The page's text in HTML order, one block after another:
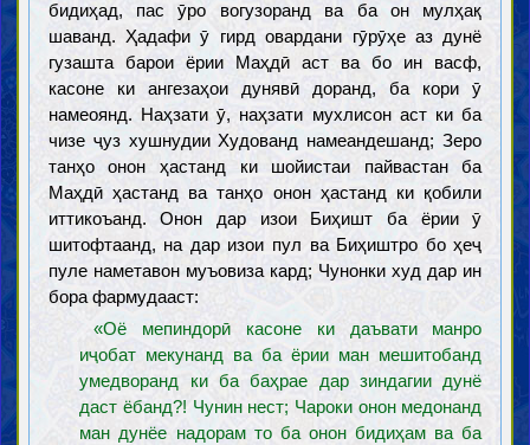
бидиҳад, пас ӯро вогузоранд ва ба он мулҳақ
шаванд. Ҳадафи ӯ гирд овардани гӯрӯҳе аз дунё
гузашта барои ёрии Маҳдӣ аст ва бо ин васф,
касоне ки ангезаҳои дунявӣ доранд, ба кори ӯ
намеоянд. Наҳзати ӯ, наҳзати мухлисон аст ки ба
чизе ҷуз хушнудии Худованд намеандешанд; Зеро
танҳо онон ҳастанд ки шойистаи пайвастан ба
Маҳдӣ ҳастанд ва танҳо онон ҳастанд ки қобили
иттикоъанд. Онон дар изои Биҳишт ба ёрии ӯ
шитофтаанд, на дар изои пул ва Биҳиштро бо ҳеҷ
пуле наметавон муъовиза кард; Чунонки худ дар ин
бора фармудааст:
«Оё мепиндорӣ касоне ки даъвати манро
иҷобат мекунанд ва ба ёрии ман мешитобанд
умедворанд ки ба баҳрае дар зиндагии дунё
даст ёбанд?! Чунин нест; Чароки онон медонанд
ман дунёе надорам то ба онон бидиҳам ва ба